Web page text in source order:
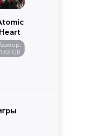
Heart
163 GB